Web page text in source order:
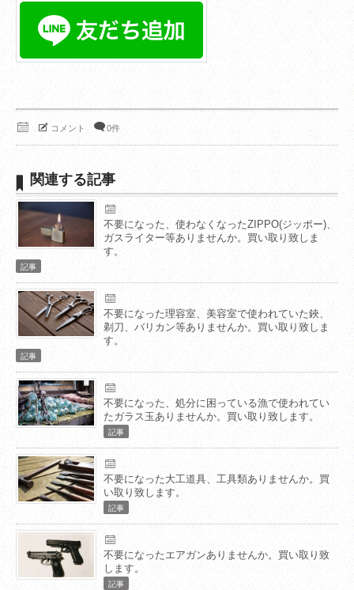
コメント 0件
関連する記事
不要になった、使わなくなったZIPPO(ジッポー)、
ガスライター等ありませんか。買い取り致しま
す。
記事
不要になった理容室、美容室で使われていた鋏、
剃刀、バリカン等ありませんか。買い取り致しま
す。
記事
不要になった、処分に困っている漁で使われてい
たガラス玉ありませんか。買い取り致します。
記事
不要になった大工道具、工具類ありませんか。買
い取り致します。
記事
不要になったエアガンありませんか。買い取り致
します。
記事